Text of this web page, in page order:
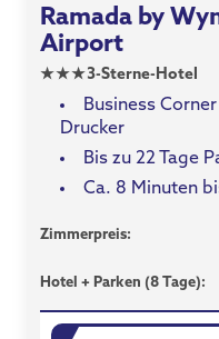
Ramada by
Airport
★★★3-Sterne-Hotel
Business
Drucker
Bis zu 22 Tage
Ca. 8 Minuten
Zimmerpreis:
Hotel + Parken (8 Tage):